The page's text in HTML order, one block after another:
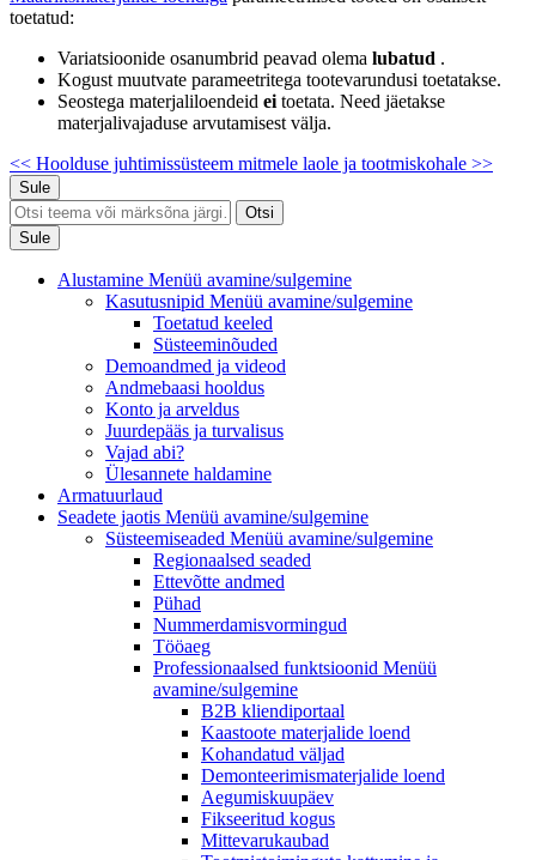
toetatud:
Variatsioonide osanumbrid peavad olema lubatud .
Kogust muutvate parameetritega tootevarundusi toetatakse.
Seostega materjaliloendeid ei toetata. Need jäetakse
materjalivajaduse arvutamisest välja.
<< Hoolduse juhtimissüsteem mitmele laole ja tootmiskohale >>
Sule
Otsi
Sule
Alustamine Menüü avamine/sulgemine
Kasutusnipid Menüü avamine/sulgemine
Toetatud keeled
Süsteeminõuded
Demoandmed ja videod
Andmebaasi hooldus
Konto ja arveldus
Juurdepääs ja turvalisus
Vajad abi?
Ülesannete haldamine
Armatuurlaud
Seadete jaotis Menüü avamine/sulgemine
Süsteemiseaded Menüü avamine/sulgemine
Regionaalsed seaded
Ettevõtte andmed
Pühad
Nummerdamisvormingud
Tööaeg
Professionaalsed funktsioonid Menüü
avamine/sulgemine
B2B kliendiportaal
Kaastoote materjalide loend
Kohandatud väljad
Demonteerimismaterjalide loend
Aegumiskuupäev
Fikseeritud kogus
Mittevarukaubad